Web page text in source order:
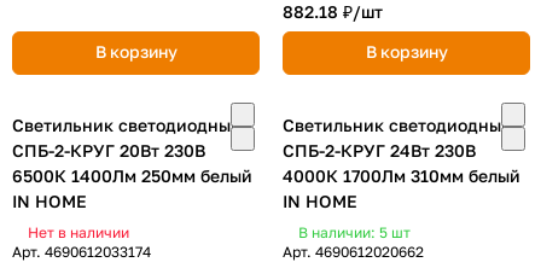
В корзину
882.18 ₽/шт
В корзину
Светильник светодиодный
СПБ-2-КРУГ 20Вт 230В
6500К 1400Лм 250мм белый
IN HOME
Нет в наличии
Арт. 4690612033174
Светильник светодиодный
СПБ-2-КРУГ 24Вт 230В
4000К 1700Лм 310мм белый
IN HOME
В наличии: 5 шт
Арт. 4690612020662